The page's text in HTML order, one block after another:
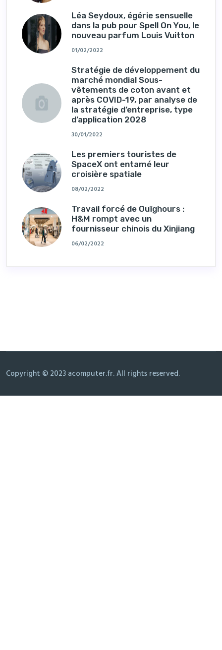
Léa Seydoux, égérie sensuelle
dans la pub pour Spell On You, le
nouveau parfum Louis Vuitton
01/02/2022
Stratégie de développement du
marché mondial Sous-
vêtements de coton avant et
après COVID-19, par analyse de
la stratégie d’entreprise, type
d’application 2028
30/01/2022
Les premiers touristes de
SpaceX ont entamé leur
croisière spatiale
08/02/2022
Travail forcé de Ouïghours :
H&M rompt avec un
fournisseur chinois du Xinjiang
06/02/2022
Copyright © 2023 acomputer.fr. All rights reserved.